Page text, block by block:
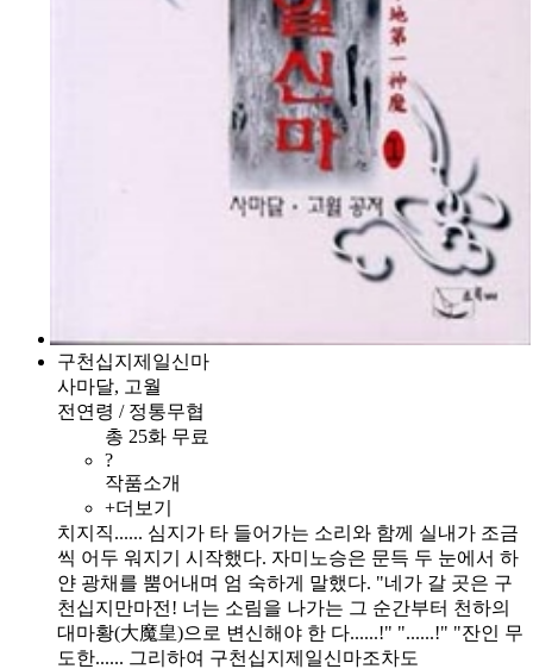
구천십지제일신마
사마달, 고월
전연령 / 정통무협
총 25화 무료
?
작품소개
+더보기
치지직...... 심지가 타 들어가는 소리와 함께 실내가 조금
씩 어두 워지기 시작했다. 자미노승은 문득 두 눈에서 하
얀 광채를 뿜어내며 엄 숙하게 말했다. "네가 갈 곳은 구
천십지만마전! 너는 소림을 나가는 그 순간부터 천하의
대마황(大魔皇)으로 변신해야 한 다......!" "......!" "잔인 무
도한...... 그리하여 구천십지제일신마조차도